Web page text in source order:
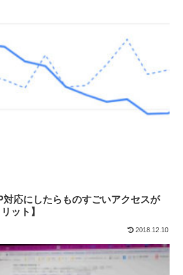
対応にしたらものすごいアクセスが
ット】
2018.12.10